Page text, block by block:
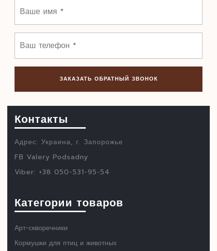
Контакты
Адрес: Украина, г. Запорожье
FB Valery Podsadny
Viber: +38 050-531-95-54
Категории товаров
Арт-скворечники
Кормушки для птиц и животных